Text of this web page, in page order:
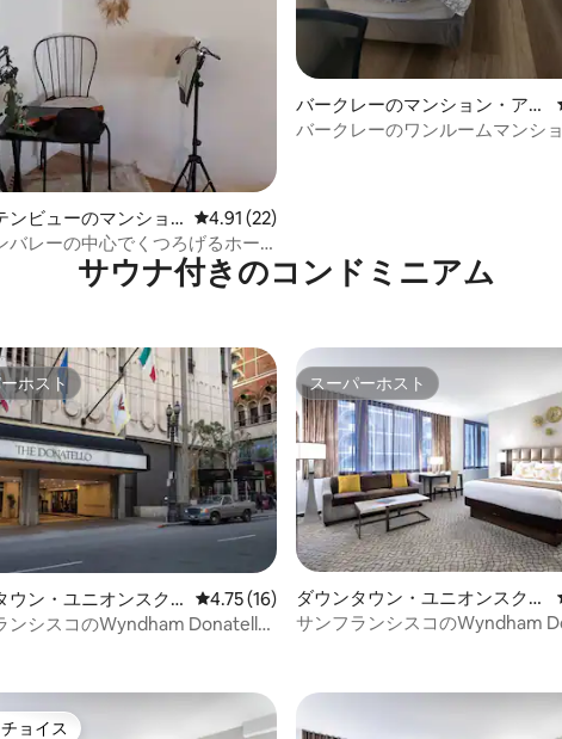
ンビューのマンショ
ート
レビュー22件、5つ星中4.91つ星の平均評価
4.91 (22)
バレーの中心でくつろげるホー
ルの宿泊先
バークレーのマンション・アパ
ート
バークレーのワンルームマンシ
サウナ付きのコンドミニアム
4.76つ星の平均評価
ホスト
ホスト
ウン・ユニオンスク
ンドミニアム
レビュー16件、5つ星中4.75つ星の平均評価
4.75 (16)
ンシスコのWyndham Donatello
スーパーホスト
スーパーホスト
ダウンタウン・ユニオンスクエ
アのコンドミニアム
サンフランシスコのWyndham
ョイス